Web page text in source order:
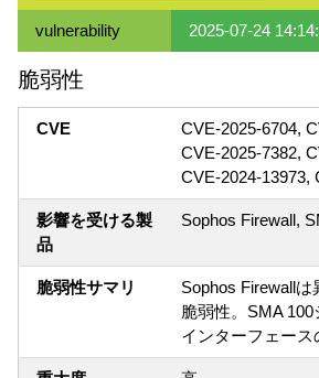
vulnerability 2025-07-24
脆弱性
CVE
CVE-2025-6704,
CVE-2025-7382,
CVE-2024-13973,
影響を受ける製
品
Sophos Firewall,
脆弱性サマリ
Sophos Firewall
脆弱性。SMA
インターフェース